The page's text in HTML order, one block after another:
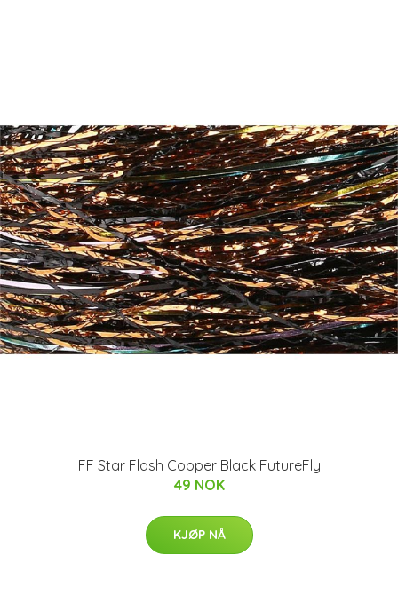
FF Star Flash Copper Black FutureFly
49 NOK
KJØP NÅ